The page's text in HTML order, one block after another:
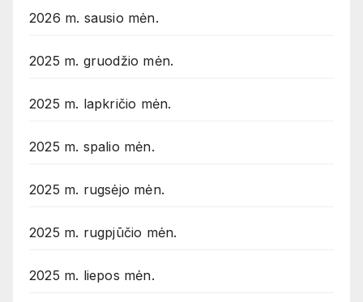
2026 m. sausio mėn.
2025 m. gruodžio mėn.
2025 m. lapkričio mėn.
2025 m. spalio mėn.
2025 m. rugsėjo mėn.
2025 m. rugpjūčio mėn.
2025 m. liepos mėn.